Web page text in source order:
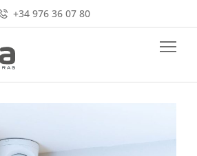
+34 976 36 07 80